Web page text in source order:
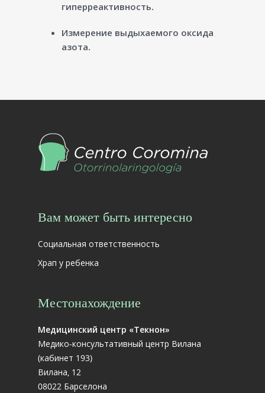
гиперреактивность.
Измерение выдыхаемого оксида
азота.
Вам может быть интересно
Социальная ответственность
Храп у ребенка
Местонахождение
Медицинский центр «Текнон»
Медико-консультативный центр Вилана
(кабинет 193)
Вилана, 12
08022 Барселона